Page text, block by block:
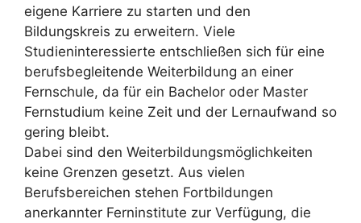
eigene Karriere zu starten und den
Bildungskreis zu erweitern. Viele
Studieninteressierte entschließen sich für eine
berufsbegleitende Weiterbildung an einer
Fernschule, da für ein Bachelor oder Master
Fernstudium keine Zeit und der Lernaufwand so
gering bleibt.
Dabei sind den Weiterbildungsmöglichkeiten
keine Grenzen gesetzt. Aus vielen
Berufsbereichen stehen Fortbildungen
anerkannter Ferninstitute zur Verfügung, die